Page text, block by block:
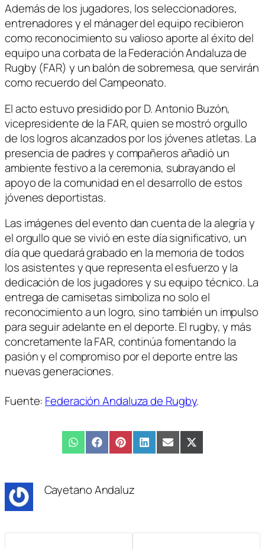
Además de los jugadores, los seleccionadores,
entrenadores y el mánager del equipo recibieron
como reconocimiento su valioso aporte al éxito del
equipo una corbata de la Federación Andaluza de
Rugby (FAR) y un balón de sobremesa, que servirán
como recuerdo del Campeonato.
El acto estuvo presidido por D. Antonio Buzón,
vicepresidente de la FAR, quien se mostró orgullo
de los logros alcanzados por los jóvenes atletas. La
presencia de padres y compañeros añadió un
ambiente festivo a la ceremonia, subrayando el
apoyo de la comunidad en el desarrollo de estos
jóvenes deportistas.
Las imágenes del evento dan cuenta de la alegría y
el orgullo que se vivió en este día significativo, un
día que quedará grabado en la memoria de todos
los asistentes y que representa el esfuerzo y la
dedicación de los jugadores y su equipo técnico. La
entrega de camisetas simboliza no solo el
reconocimiento a un logro, sino también un impulso
para seguir adelante en el deporte. El rugby, y más
concretamente la FAR, continúa fomentando la
pasión y el compromiso por el deporte entre las
nuevas generaciones.
Fuente: Federación Andaluza de Rugby.
Compartir
en
WhatsAppCompartir
en
FacebookCompartir
en
PinterestCompartir
en
LinkedInCompartir
en
EmailCompartir
en
X
(Twitter)
Cayetano Andaluz